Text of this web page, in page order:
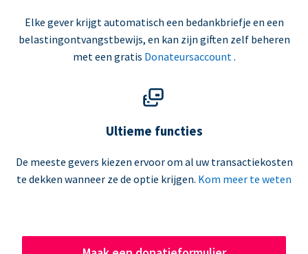
Elke gever krijgt automatisch een bedankbriefje en een
belastingontvangstbewijs, en kan zijn giften zelf beheren
met een gratis Donateursaccount .
Ultieme functies
De meeste gevers kiezen ervoor om al uw transactiekosten
te dekken wanneer ze de optie krijgen. Kom meer te weten